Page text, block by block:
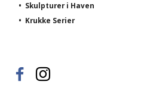
• Skulpturer i Haven
• Krukke Serier